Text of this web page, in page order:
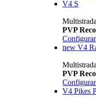
V4 S
PVP
Configurar
new V4
PVP
Configurar
V4 Pikes